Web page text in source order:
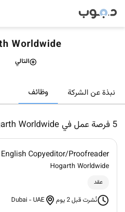
Worldwide
التالي
نبذة عن الشركة وظائف
5 فرصة عمل في Hogarth Worldwide
Copyeditor/Proofreader
Hogarth Worldwide
عقد
نُشرت قبل 2 يوم Dubai -UAE